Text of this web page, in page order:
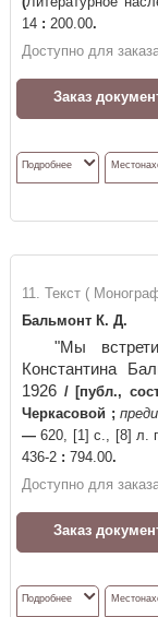
14 : 200.00.
Доступно для
Заказ
Подробнее
11. Текст (
Бальмонт К. Д.
"Мы
Константина
1926 / [публ.,
Черкасовой ;
—620, [1] с., [8] л.
436-2 : 794.00.
Доступно для
Заказ
Подробнее